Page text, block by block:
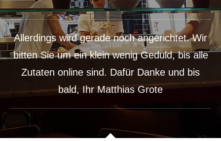
Allerdings wird gerade noch angerichtet. Wir
bitten Sie um ein klein wenig Geduld, bis alle
Zutaten online sind. Dafür Danke und bis
bald, Ihr Matthias Grote